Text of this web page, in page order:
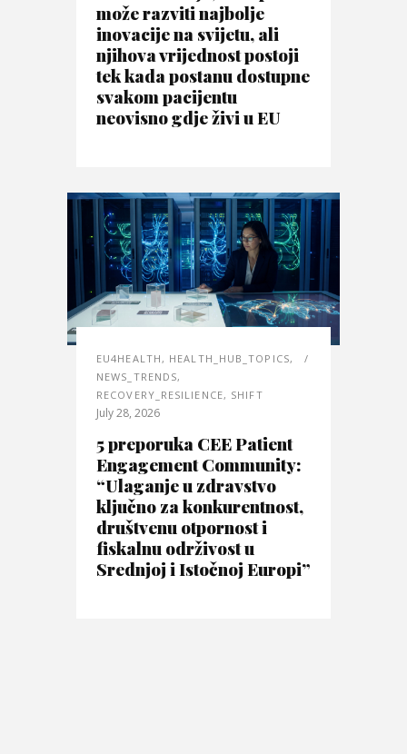
može razviti najbolje
inovacije na svijetu, ali
njihova vrijednost postoji
tek kada postanu dostupne
svakom pacijentu
neovisno gdje živi u EU
EU4HEALTH , HEALTH_HUB_TOPICS,
NEWS_TRENDS,
RECOVERY_RESILIENCE, SHIFT
July 28, 2026
5 preporuka CEE Patient
Engagement Community:
“Ulaganje u zdravstvo
ključno za konkurentnost,
društvenu otpornost i
fiskalnu održivost u
Srednjoj i Istočnoj Europi”